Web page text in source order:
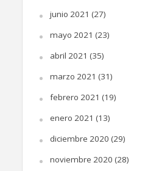
junio 2021 (27)
mayo 2021 (23)
abril 2021 (35)
marzo 2021 (31)
febrero 2021 (19)
enero 2021 (13)
diciembre 2020 (29)
noviembre 2020 (28)